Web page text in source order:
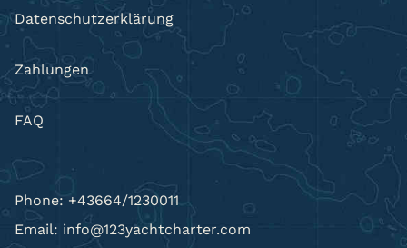
Datenschutzerklärung
Zahlungen
FAQ
Phone: +43664/1230011
Email: info@123yachtcharter.com